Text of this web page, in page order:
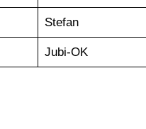
Stefan
Jubi-OK